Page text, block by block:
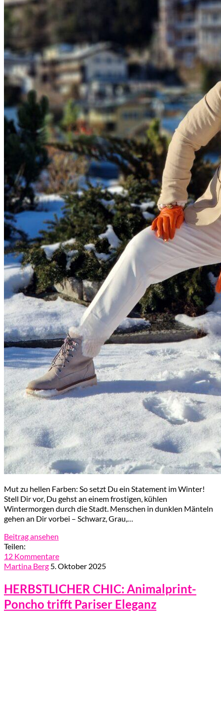
Mut zu hellen Farben: So setzt Du ein Statement im Winter!
Stell Dir vor, Du gehst an einem frostigen, kühlen
Wintermorgen durch die Stadt. Menschen in dunklen Mänteln
gehen an Dir vorbei – Schwarz, Grau,…
Beitrag ansehen
Teilen:
12 Kommentare
Martina Berg 5. Oktober 2025
HERBSTLICHER CHIC: Animalprint-
Poncho trifft Pariser Eleganz